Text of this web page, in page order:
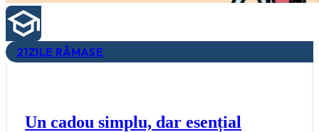
21ZILE RĂMASE
Un cadou simplu, dar esențial